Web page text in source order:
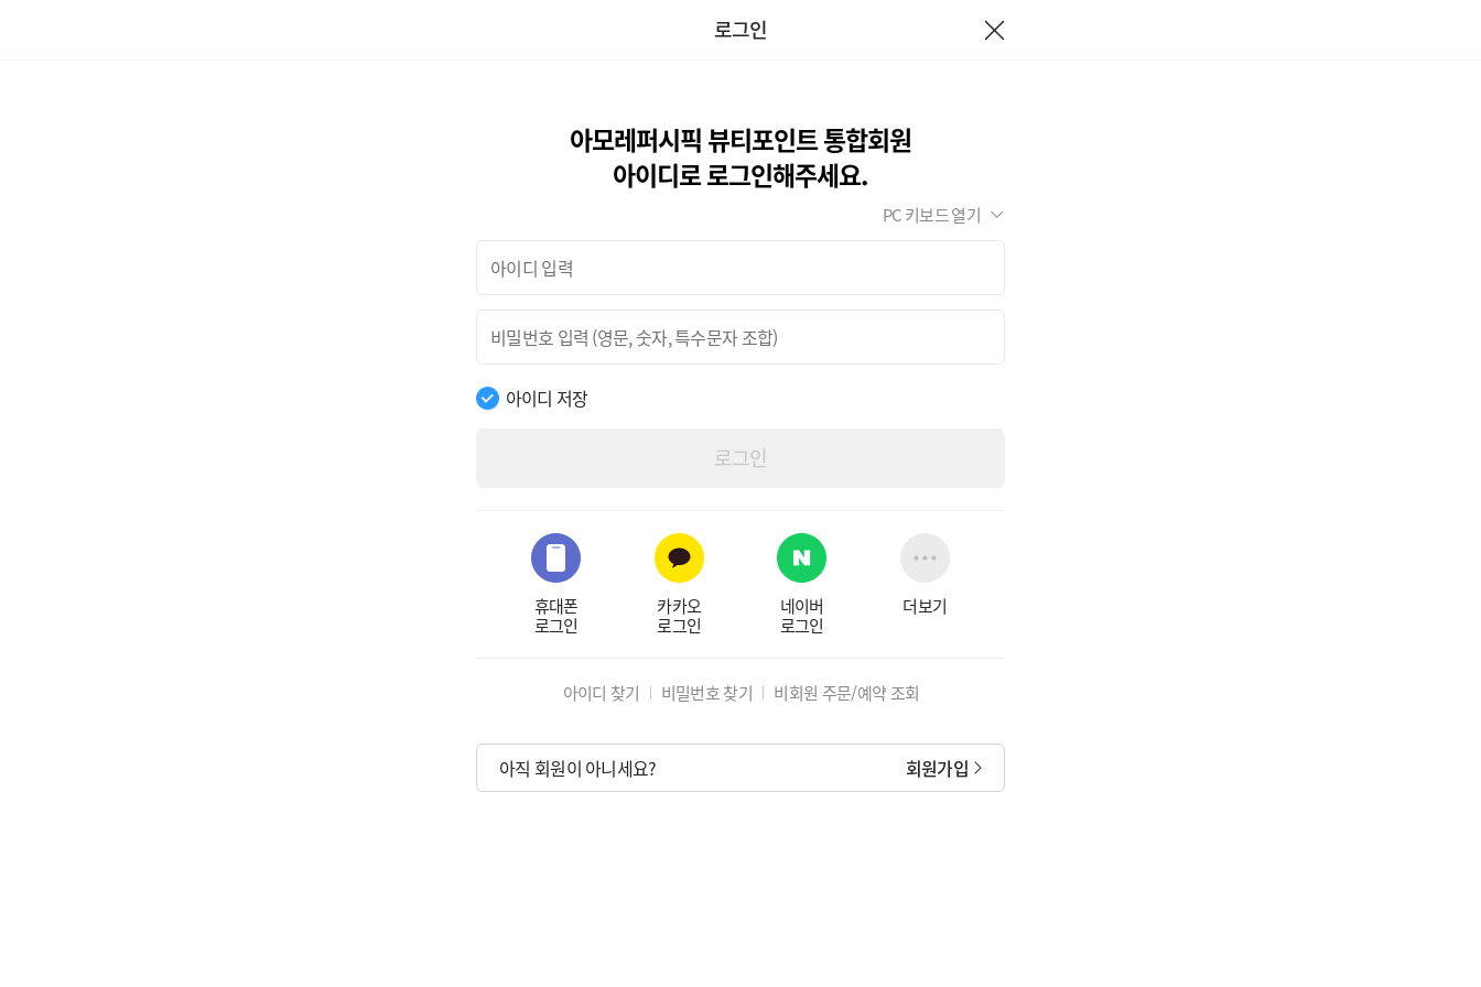
로그인
아모레퍼시픽 뷰티포인트 통합회원
아이디로 로그인해주세요.
PC 키보드 열기
아이디 저장
로그인
휴대폰
로그인
카카오
로그인
네이버
로그인
더보기
아이디 찾기 비밀번호 찾기 비회원 주문/예약 조회
아직 회원이 아니세요? 회원가입